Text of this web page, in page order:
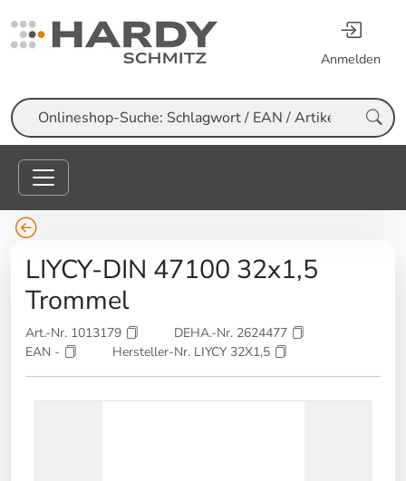
Anmelden
Suche
LIYCY-DIN 47100 32x1,5
Trommel
Art.-Nr. 1013179
DEHA.-Nr. 2624477
EAN -
Hersteller-Nr. LIYCY 32X1,5